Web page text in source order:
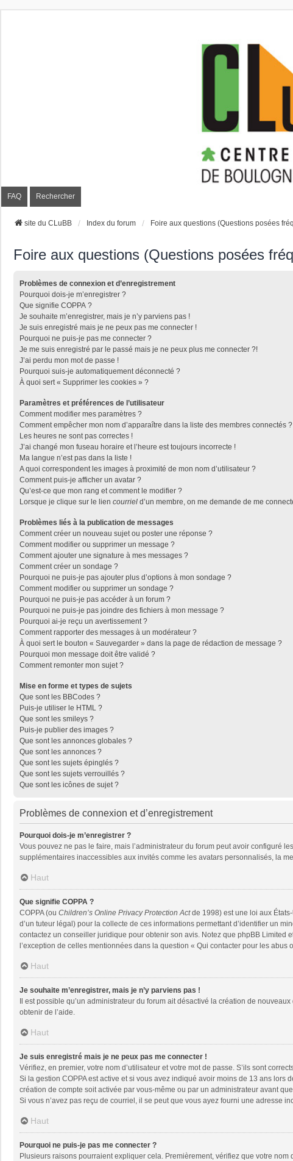
FAQ Rechercher
site du CLuBB Index du forum Foire aux questions (Questions posées
Foire aux questions (Questions posées
Problèmes de connexion et d’enregistrement
Pourquoi dois-je m’enregistrer ?
Que signifie COPPA ?
Je souhaite m’enregistrer, mais je n’y parviens pas !
Je suis enregistré mais je ne peux pas me connecter !
Pourquoi ne puis-je pas me connecter ?
Je me suis enregistré par le passé mais je ne peux plus me connecter ?!
J’ai perdu mon mot de passe !
Pourquoi suis-je automatiquement déconnecté ?
À quoi sert « Supprimer les cookies » ?
Paramètres et préférences de l’utilisateur
Comment modifier mes paramètres ?
Comment empêcher mon nom d’apparaître dans la liste des membres connectés ?
Les heures ne sont pas correctes !
J’ai changé mon fuseau horaire et l’heure est toujours incorrecte !
Ma langue n’est pas dans la liste !
A quoi correspondent les images à proximité de mon nom d’utilisateur ?
Comment puis-je afficher un avatar ?
Qu’est-ce que mon rang et comment le modifier ?
Lorsque je clique sur le lien courriel d’un membre, on me demande de me
Problèmes liés à la publication de messages
Comment créer un nouveau sujet ou poster une réponse ?
Comment modifier ou supprimer un message ?
Comment ajouter une signature à mes messages ?
Comment créer un sondage ?
Pourquoi ne puis-je pas ajouter plus d’options à mon sondage ?
Comment modifier ou supprimer un sondage ?
Pourquoi ne puis-je pas accéder à un forum ?
Pourquoi ne puis-je pas joindre des fichiers à mon message ?
Pourquoi ai-je reçu un avertissement ?
Comment rapporter des messages à un modérateur ?
À quoi sert le bouton « Sauvegarder » dans la page de rédaction de message ?
Pourquoi mon message doit être validé ?
Comment remonter mon sujet ?
Mise en forme et types de sujets
Que sont les BBCodes ?
Puis-je utiliser le HTML ?
Que sont les smileys ?
Puis-je publier des images ?
Que sont les annonces globales ?
Que sont les annonces ?
Que sont les sujets épinglés ?
Que sont les sujets verrouillés ?
Que sont les icônes de sujet ?
Problèmes de connexion et d’enregistrement
Pourquoi dois-je m’enregistrer ?
Vous pouvez ne pas le faire, mais l’administrateur du forum peut avoir configuré
supplémentaires inaccessibles aux invités comme les avatars personnalisés, la
Haut
Que signifie COPPA ?
COPPA (ou Children’s Online Privacy Protection Actde 1998) est une loi aux
d’un tuteur légal) pour la collecte de ces informations permettant d’identifier un
contactez un conseiller juridique pour obtenir son avis. Notez que phpBB
l’exception de celles mentionnées dans la question « Qui contacter pour les
Haut
Je souhaite m’enregistrer, mais je n’y parviens pas !
Il est possible qu’un administrateur du forum ait désactivé la création de
obtenir de l’aide.
Haut
Je suis enregistré mais je ne peux pas me connecter !
Vérifiez, en premier, votre nom d’utilisateur et votre mot de passe. S’ils sont
Si la gestion COPPA est active et si vous avez indiqué avoir moins de 13 ans
création de compte soit activée par vous-même ou par un administrateur avant
Si vous n’avez pas reçu de courriel, il se peut que vous ayez fourni une adresse
Haut
Pourquoi ne puis-je pas me connecter ?
Plusieurs raisons pourraient expliquer cela. Premièrement, vérifiez que votre nom